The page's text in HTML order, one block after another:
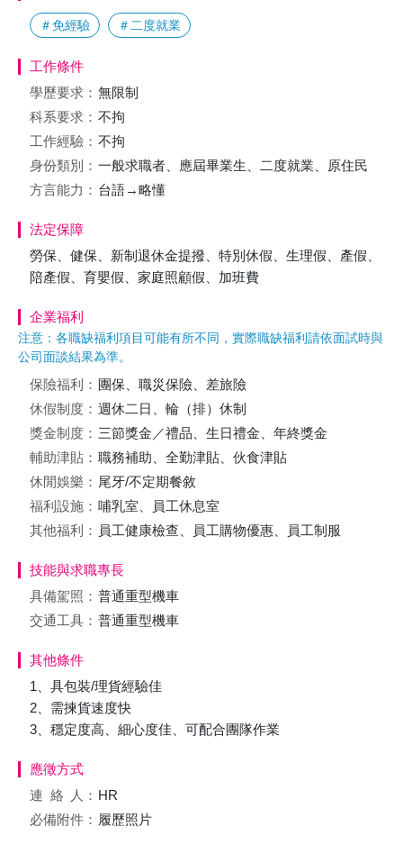
＃免經驗 ＃二度就業
工作條件
學歷要求： 無限制
科系要求： 不拘
工作經驗： 不拘
身份類別： 一般求職者、應屆畢業生、二度就業、原住民
方言能力： 台語→略懂
法定保障
勞保、健保、新制退休金提撥、特別休假、生理假、產假、
陪產假、育嬰假、家庭照顧假、加班費
企業福利
注意：各職缺福利項目可能有所不同，實際職缺福利請依面試時與
公司面談結果為準。
保險福利： 團保、職災保險、差旅險
休假制度： 週休二日、輪（排）休制
獎金制度： 三節獎金／禮品、生日禮金、年終獎金
輔助津貼： 職務補助、全勤津貼、伙食津貼
休閒娛樂： 尾牙/不定期餐敘
福利設施： 哺乳室、員工休息室
其他福利： 員工健康檢查、員工購物優惠、員工制服
技能與求職專長
具備駕照： 普通重型機車
交通工具： 普通重型機車
其他條件
1、具包裝/理貨經驗佳
2、需揀貨速度快
3、穩定度高、細心度佳、可配合團隊作業
應徵方式
連絡
人： HR
必備附件： 履歷照片